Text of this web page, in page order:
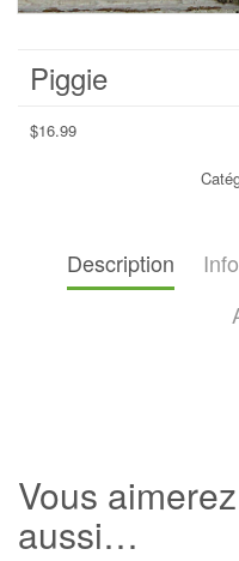
Piggie
$16.99
Description
Vous
aussi…